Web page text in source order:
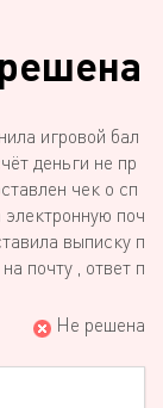
игровой бал
деньги не пр
чек о сп
поч
выписку п
почту , ответ п
Не решена